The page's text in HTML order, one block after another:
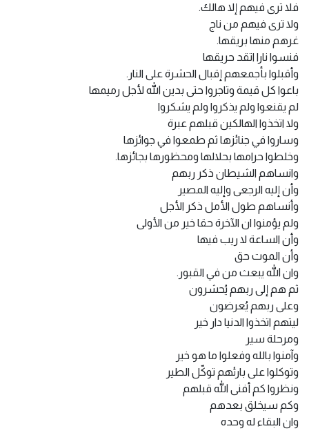
فلا ترى فيهم إلا هالك.
ولا ترى فيهم من ناج
غرهم منها بريقها.
فنسوا نارا اتقد حريقها
وأقبلوا بأجمعهم إقبال الحشرة على النار.
باعوا كل قيمة وتاجروا حتى بدين الله لأجل رميمها
لم يقنعوا ولم يذكروا ولم يشكروا
ولا اتخذوا الهالكين قبلهم عبرة
وساروا في جنائزها ثم طمعوا في جوائزها
وخلطوا حرامها بحلالها ومحظورها بجائزها.
وانساهم الشيطان ذكر ربهم
وأن إليه الرجعى وإليه المصير
وأنساهم طول الأمل ذكر الأجل
ولم يؤمنوا ان الآخرة حقا خير من الأولى
وأن الساعة لا ريب فيها
وأن الموت حق
وان الله يبعث من في القبور.
ثم هم إلى ربهم يُحشرون
وعلى ربهم يُعرضون
ليتهم اتخذوا الدنيا دار خير
ومرحلة سير
وآمنوا بالله وفعلوا ما هو خير
وتوكلوا على بارئهم توكّل الطير
ونظروا كم أفنى الله قبلهم
وكم سيخلق بعدهم
وان البقاء له وحده